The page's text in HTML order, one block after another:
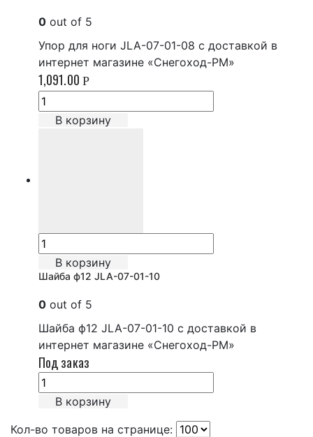
0 out of 5
Упор для ноги JLA-07-01-08 с доставкой в
интернет магазине «Снегоход-РМ»
1,091.00 Р
В корзину
В корзину
Шайба ф12 JLA-07-01-10
0 out of 5
Шайба ф12 JLA-07-01-10 с доставкой в
интернет магазине «Снегоход-РМ»
Под заказ
В корзину
Кол-во товаров на странице: